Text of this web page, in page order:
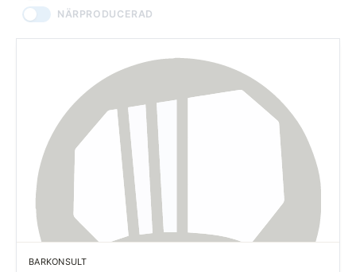
NÄRPRODUCERAD
BARKONSULT